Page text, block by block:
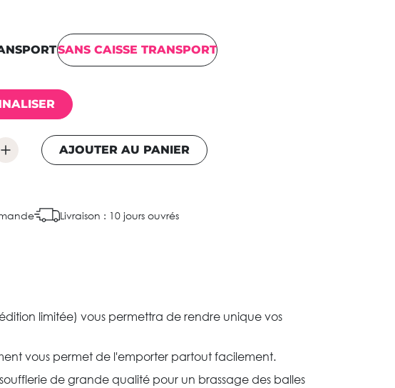
SANS CAISSE TRANSPORT
AJOUTER AU PANIER
Livraison : 10 jours ouvrés
limitée) vous permettra de rendre unique vos
vous permet de l'emporter partout facilement.
de grande qualité pour un brassage des balles